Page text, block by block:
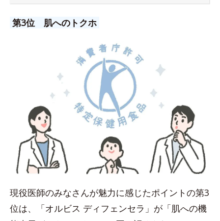
第3位 肌へのトクホ
現役医師のみなさんが魅力に感じたポイントの第3
位は、「オルビス ディフェンセラ」が「肌への機